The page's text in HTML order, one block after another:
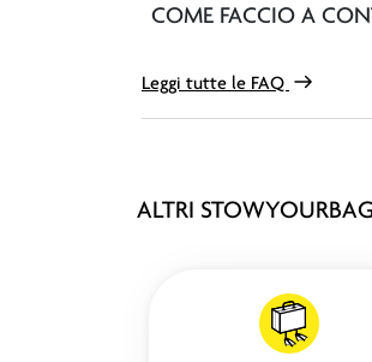
COME FACCIO A
Leggi tutte le FAQ
ALTRI